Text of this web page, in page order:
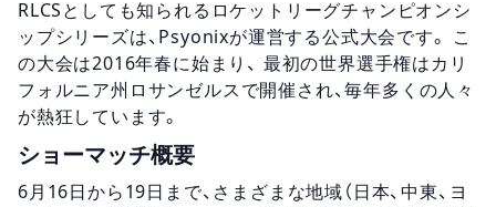
RLCSとしても知られるロケットリーグチャンピオンシ
ップシリーズは、Psyonixが運営する公式大会です。 こ
の大会は2016年春に始まり、 最初の世界選手権はカリ
フォルニア州ロサンゼルスで開催され、毎年多くの人々
が熱狂しています。
ショーマッチ概要
6月16日から19日まで、さまざまな地域（日本、中東、ヨ